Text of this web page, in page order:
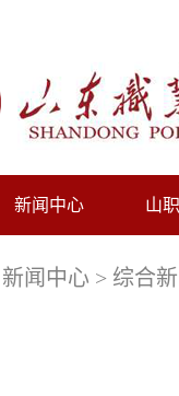
新闻中心 山
新闻中心 > 综合